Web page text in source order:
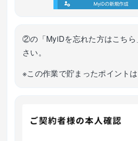
②の「MyiDを忘れた方はこちら
さい。
※この作業で貯まったポイントは